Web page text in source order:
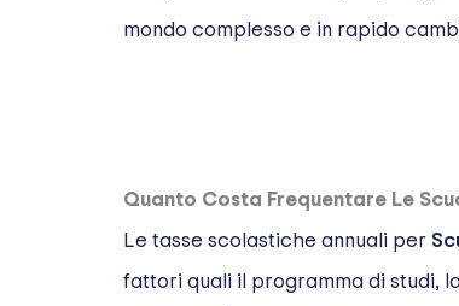
mondo complesso e in rapido
Quanto Costa Frequentare Le
Le tasse scolastiche annuali per
fattori quali il programma di studi,